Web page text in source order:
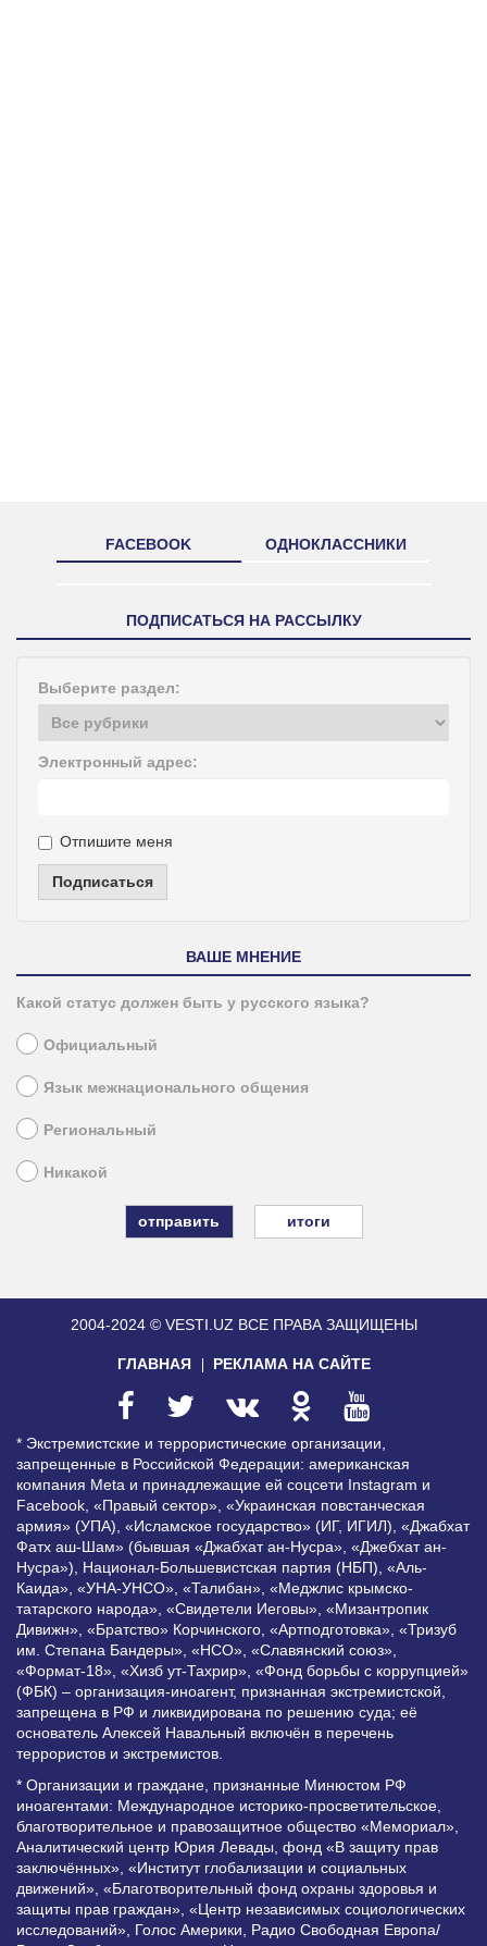
FACEBOOK ОДНОКЛАССНИКИ
ПОДПИСАТЬСЯ НА РАССЫЛКУ
Выберите раздел:
Электронный адрес:
Отпишите меня
Подписаться
ВАШЕ МНЕНИЕ
Какой статус должен быть у русского языка?
Официальный
Язык межнационального общения
Региональный
Никакой
итоги
2004-2024 © VESTI.UZ ВСЕ ПРАВА ЗАЩИЩЕНЫ
ГЛАВНАЯ РЕКЛАМА НА САЙТЕ
* Экстремистские и террористические организации,
запрещенные в Российской Федерации: американская
компания Meta и принадлежащие ей соцсети Instagram и
Facebook, «Правый сектор», «Украинская повстанческая
армия» (УПА), «Исламское государство» (ИГ, ИГИЛ), «Джабхат
Фатх аш-Шам» (бывшая «Джабхат ан-Нусра», «Джебхат ан-
Нусра»), Национал-Большевистская партия (НБП), «Аль-
Каида», «УНА-УНСО», «Талибан», «Меджлис крымско-
татарского народа», «Свидетели Иеговы», «Мизантропик
Дивижн», «Братство» Корчинского, «Артподготовка», «Тризуб
им. Степана Бандеры», «НСО», «Славянский союз»,
«Формат-18», «Хизб ут-Тахрир», «Фонд борьбы с коррупцией»
(ФБК) – организация-иноагент, признанная экстремистской,
запрещена в РФ и ликвидирована по решению суда; её
основатель Алексей Навальный включён в перечень
террористов и экстремистов.
* Организации и граждане, признанные Минюстом РФ
иноагентами: Международное историко-просветительское,
благотворительное и правозащитное общество «Мемориал»,
Аналитический центр Юрия Левады, фонд «В защиту прав
заключённых», «Институт глобализации и социальных
движений», «Благотворительный фонд охраны здоровья и
защиты прав граждан», «Центр независимых социологических
исследований», Голос Америки, Радио Свободная Европа/